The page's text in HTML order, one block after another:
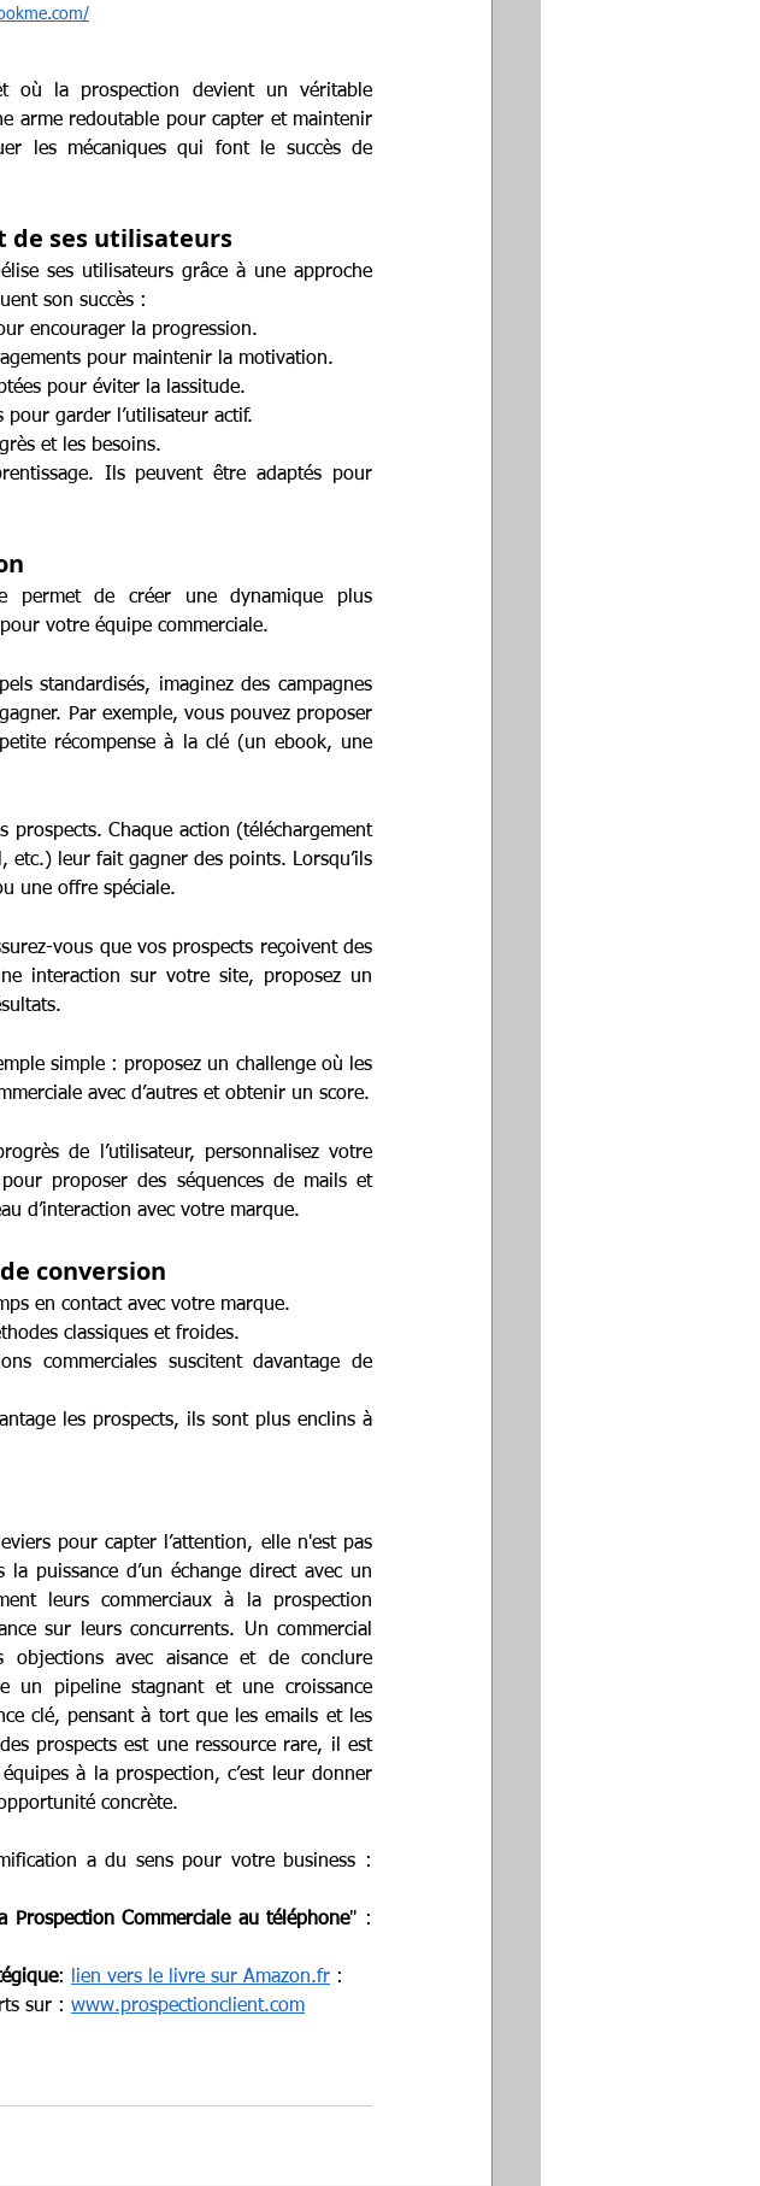
où la prospection devient un véritable
arme redoutable pour capter et maintenir
les mécaniques qui font le succès de
de ses utilisateurs
ses utilisateurs grâce à une approche
son succès :
encourager la progression.
pour maintenir la motivation.
pour éviter la lassitude.
pour garder l’utilisateur actif.
et les besoins.
Ils peuvent être adaptés pour
permet de créer une dynamique plus
votre équipe commerciale.
standardisés, imaginez des campagnes
Par exemple, vous pouvez proposer
récompense à la clé (un ebook, une
prospects. Chaque action (téléchargement
etc.) leur fait gagner des points. Lorsqu’ils
une offre spéciale.
vous que vos prospects reçoivent des
interaction sur votre site, proposez un
simple : proposez un challenge où les
avec d’autres et obtenir un score.
de l’utilisateur, personnalisez votre
proposer des séquences de mails et
d’interaction avec votre marque.
conversion
en contact avec votre marque.
classiques et froides.
commerciales suscitent davantage de
les prospects, ils sont plus enclins à
pour capter l’attention, elle n'est pas
puissance d’un échange direct avec un
leurs commerciaux à la prospection
sur leurs concurrents. Un commercial
objections avec aisance et de conclure
un pipeline stagnant et une croissance
clé, pensant à tort que les emails et les
prospects est une ressource rare, il est
à la prospection, c’est leur donner
concrète.
Prospection Commerciale au téléphone
: lien vers le livre sur Amazon.fr :
sur : www.prospectionclient.com